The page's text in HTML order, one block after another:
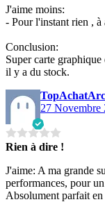
J'aime moins:
- Pour l'instant rien , à
Conclusion:
Super carte
il y a du stock.
27 Novembre
Rien à dire !
J'aime: A ma grande
performances, pour
Absolument parfait